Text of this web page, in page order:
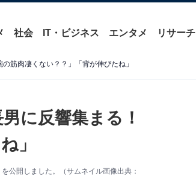
社会 IT・ビジネス エンタメ リサーチ
筋肉凄くない？？」「背が伸びたね」
に反響集まる！
」
公開しました。（サムネイル画像出典：